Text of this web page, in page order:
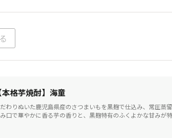
本格芋焼酎】海童
わりぬいた鹿児島県産のさつまいもを黒麹で仕込み、常圧蒸
口で華やかに香る芋の香りと、黒麹特有のふくよかな甘みが特